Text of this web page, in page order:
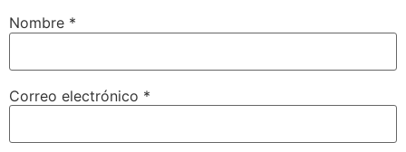
Nombre *
Correo electrónico *